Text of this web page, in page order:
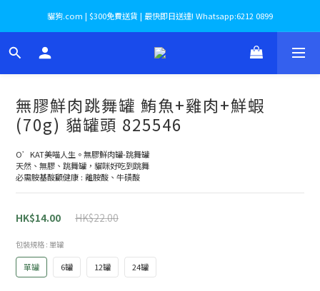
貓狗.com | $300免費送貨 | 最快即日送達! Whatsapp:6212 0899
無膠鮮肉跳舞罐 鮪魚+雞肉+鮮蝦
(70g) 貓罐頭 825546
O’KAT美喵人生。無膠鮮肉罐-跳舞罐
天然、無膠、跳舞罐，貓咪好吃到跳舞
必需胺基酸顧健康 : 離胺酸、牛磺酸
HK$22.00
HK$14.00
包裝規格 : 單罐
單罐 6罐 12罐 24罐